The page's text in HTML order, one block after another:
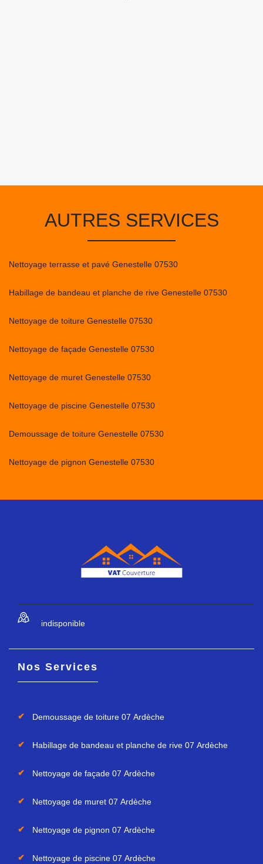
AUTRES SERVICES
Nettoyage terrasse et pavé Genestelle 07530
Habillage de bandeau et planche de rive Genestelle 07530
Nettoyage de toiture Genestelle 07530
Nettoyage de façade Genestelle 07530
Nettoyage de muret Genestelle 07530
Nettoyage de piscine Genestelle 07530
Demoussage de toiture Genestelle 07530
Nettoyage de pignon Genestelle 07530
indisponible
Nos Services
Demoussage de toiture 07 Ardèche
Habillage de bandeau et planche de rive 07 Ardèche
Nettoyage de façade 07 Ardèche
Nettoyage de muret 07 Ardèche
Nettoyage de pignon 07 Ardèche
Nettoyage de piscine 07 Ardèche